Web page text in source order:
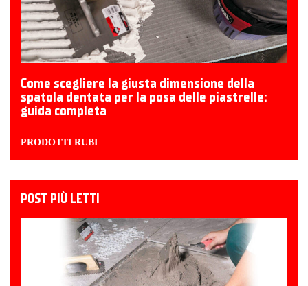
Come scegliere la giusta dimensione della
spatola dentata per la posa delle piastrelle:
guida completa
PRODOTTI RUBI
POST PIÙ LETTI